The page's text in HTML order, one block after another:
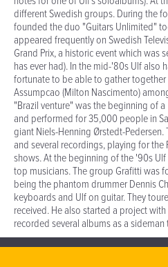
different Swedish groups. During the
founded the duo "Guitars Unlimited"
appeared frequently on Swedish
Grand Prix, a historic event which
has ever had). In the mid-'80s Ulf also
fortunate to be able to gather together
Assumpcao (Milton Nascimento)
"Brazil venture" was the beginning of
and performed for 35,000 people in
giant Niels-Henning Ørstedt-
and several recordings, playing for
shows. At the beginning of the '90s
top musicians. The group Grafitti was
being the phantom drummer Dennis
keyboards and Ulf on guitar. They
received. He also started a project
recorded several albums as a